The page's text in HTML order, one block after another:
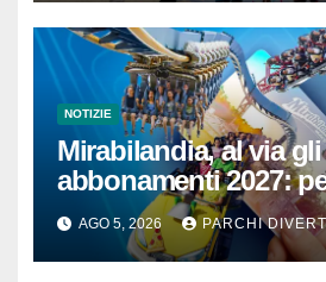
NOTIZIE
Mirabilandia, al via gli
abbonamenti 2027:
iscritti il 2026 è in
AGO 5, 2026 PARCHI